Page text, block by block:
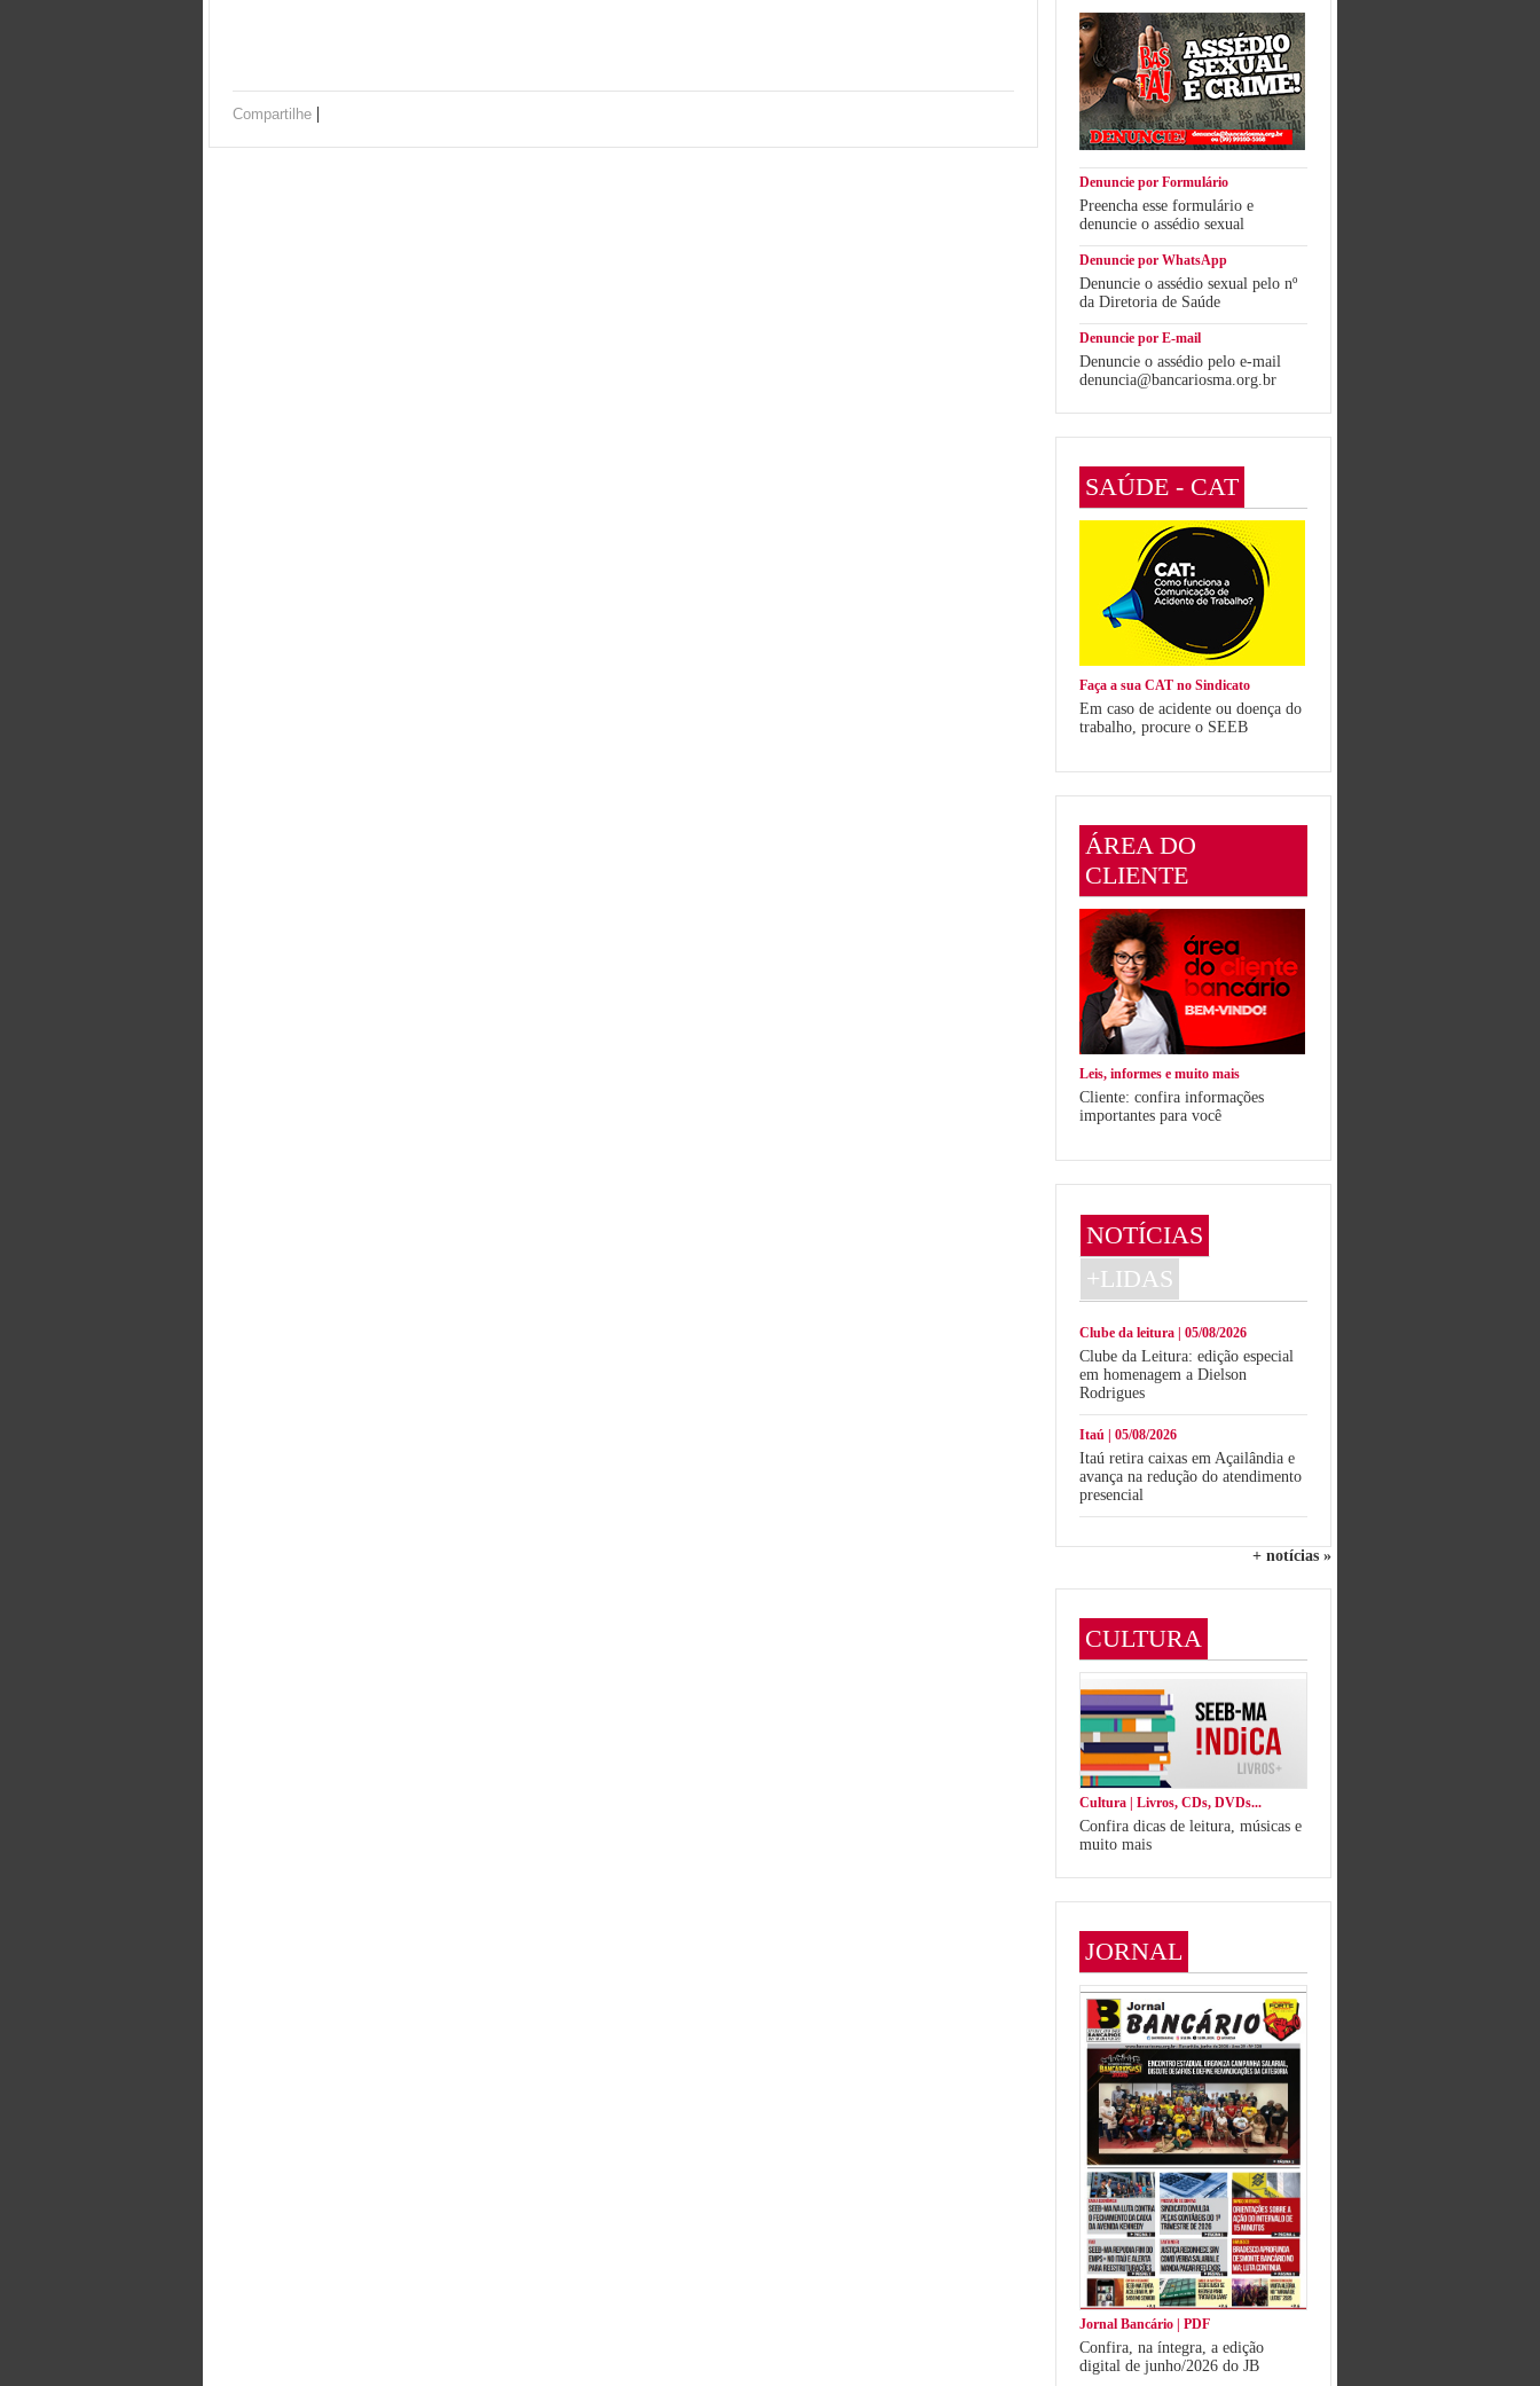
Compartilhe |
Denuncie por Formulário
Preencha esse formulário e
denuncie o assédio sexual
Denuncie por WhatsApp
Denuncie o assédio sexual pelo nº
da Diretoria de Saúde
Denuncie por E-mail
Denuncie o assédio pelo e-mail
denuncia@bancariosma.org.br
SAÚDE - CAT
Faça a sua CAT no Sindicato
Em caso de acidente ou doença do
trabalho, procure o SEEB
ÁREA DO
CLIENTE
Leis, informes e muito mais
Cliente: confira informações
importantes para você
NOTÍCIAS
+LIDAS
Clube da leitura | 05/08/2026
Clube da Leitura: edição especial
em homenagem a Dielson
Rodrigues
Itaú | 05/08/2026
Itaú retira caixas em Açailândia e
avança na redução do atendimento
presencial
+ notícias »
CULTURA
Cultura | Livros, CDs, DVDs...
Confira dicas de leitura, músicas e
muito mais
JORNAL
Jornal Bancário | PDF
Confira, na íntegra, a edição
digital de junho/2026 do JB